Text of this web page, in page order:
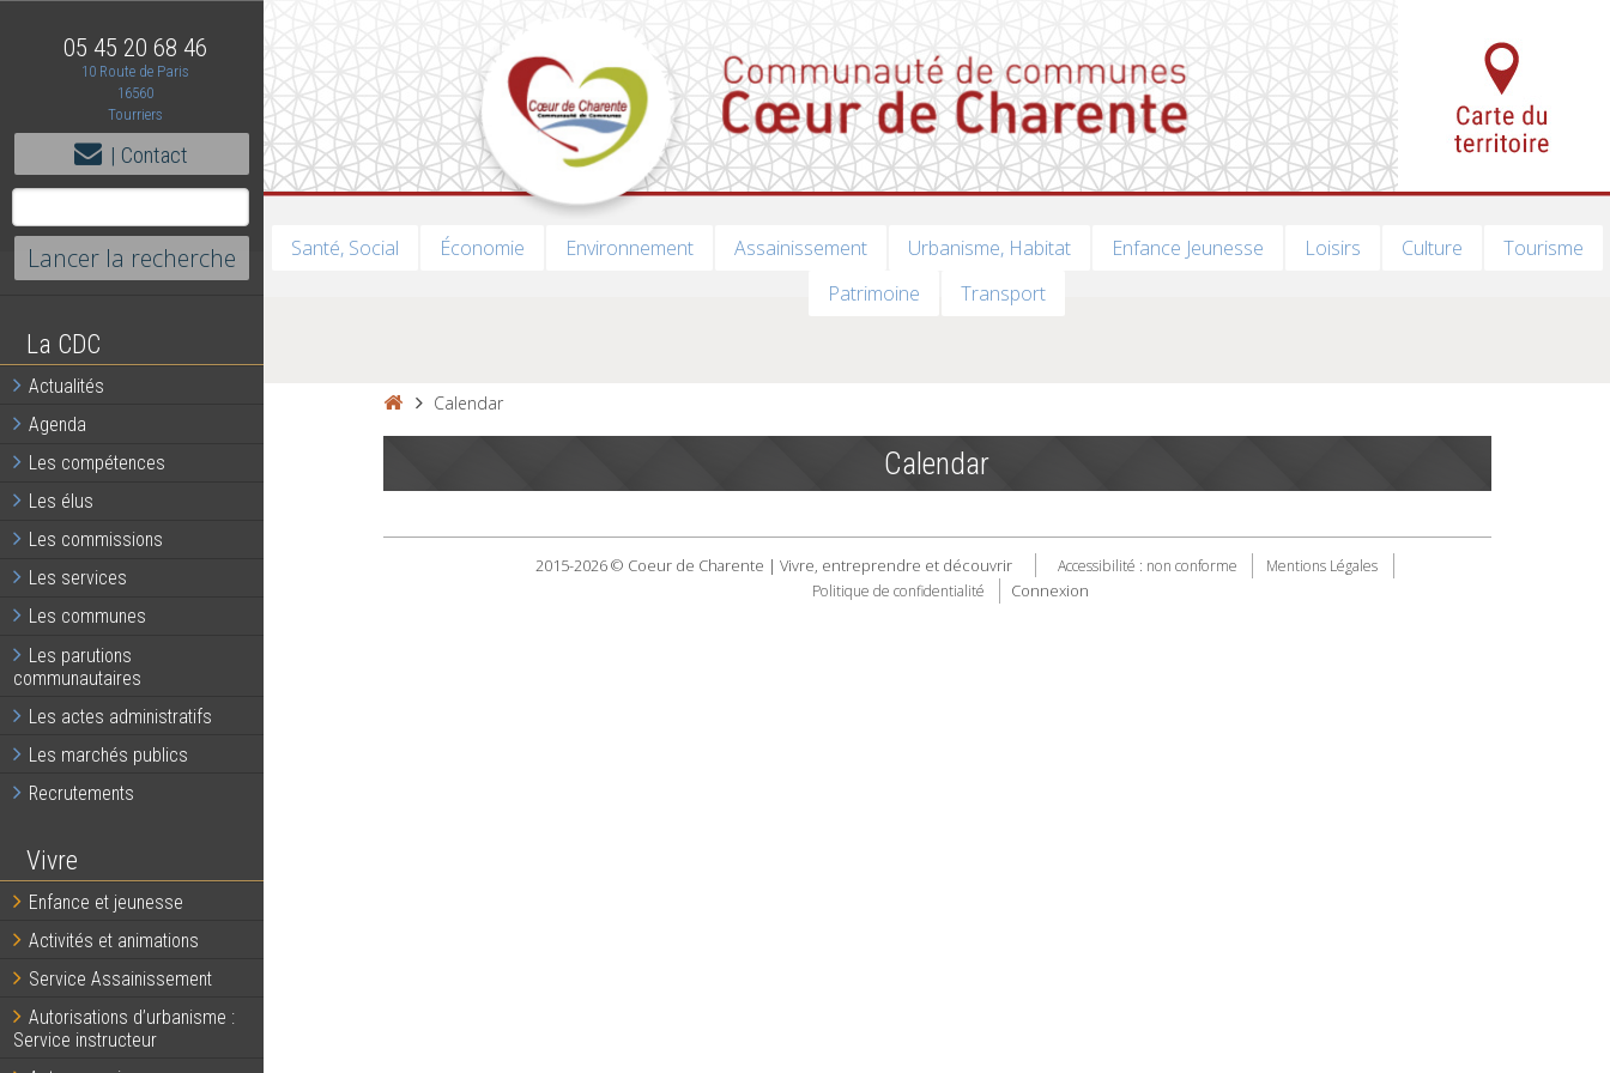
05 45 20 68 46
10 Route de Paris
16560
Tourriers
| Contact
La CDC
Actualités
Agenda
Les compétences
Les élus
Les commissions
Les services
Les communes
Les parutions
communautaires
Les actes administratifs
Les marchés publics
Recrutements
Vivre
Enfance et jeunesse
Activités et animations
Service Assainissement
Autorisations d’urbanisme :
Service instructeur
Santé, Social Économie Environnement Assainissement Urbanisme, Habitat Enfance Jeunesse Loisirs Culture
Tourisme
Patrimoine
Transport
Calendar
Calendar
2015-2026 © Coeur de Charente | Vivre, entreprendre et découvrir Accessibilité : non conforme
Mentions Légales
Politique de confidentialité
Connexion